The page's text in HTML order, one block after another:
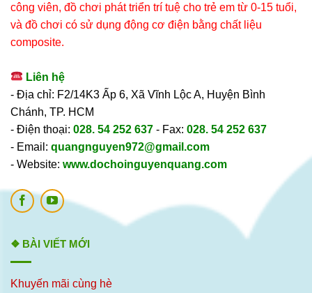
công viên, đồ chơi phát triển trí tuệ cho trẻ em từ 0-15 tuổi,
và đồ chơi có sử dụng động cơ điện bằng chất liệu
composite.
Liên hệ
- Địa chỉ: F2/14K3 Ấp 6, Xã Vĩnh Lộc A, Huyện Bình
Chánh, TP. HCM
- Điện thoại: 028. 54 252 637 - Fax: 028. 54 252 637
- Email: quangnguyen972@gmail.com
- Website: www.dochoinguyenquang.com
❖ BÀI VIẾT MỚI
Khuyến mãi cùng hè